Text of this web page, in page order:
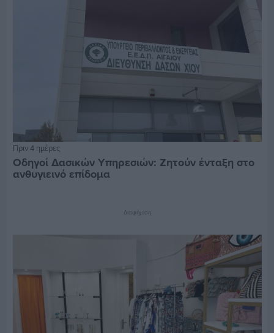
Πριν 4 ημέρες
Οδηγοί Δασικών Υπηρεσιών: Ζητούν ένταξη στο
ανθυγιεινό επίδομα
Διαφήμιση